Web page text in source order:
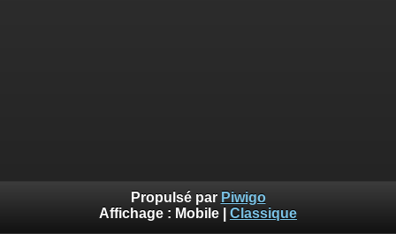
Propulsé par Piwigo
Affichage : Mobile Classique